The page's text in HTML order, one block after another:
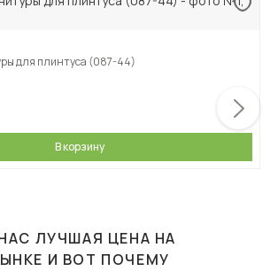
для плинтуса (087-44)
В корзину
ЛУЧШАЯ ЦЕНА НА
И ВОТ ПОЧЕМУ